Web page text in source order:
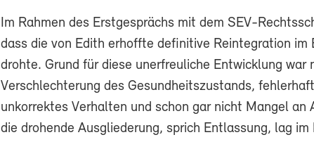
Im Rahmen des Erstgesprächs mit dem SEV-
dass die von Edith erhoffte definitive Reintegration im
drohte. Grund für diese unerfreuliche Entwicklung war
Verschlechterung des Gesundheitszustands,
unkorrektes Verhalten und schon gar nicht Mangel an
die drohende Ausgliederung, sprich Entlassung, lag